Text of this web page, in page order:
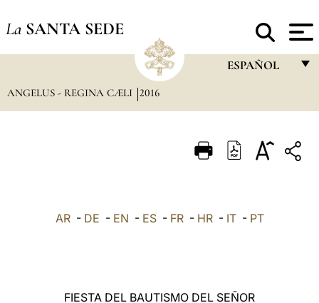
La SANTA SEDE
ESPAÑOL
ITALIANO
العربيّة
ANGELUS - REGINA CÆLI 2016
AR- DE - EN - ES- FR- HR- IT- PT
FIESTA DEL BAUTISMO DEL SEÑOR